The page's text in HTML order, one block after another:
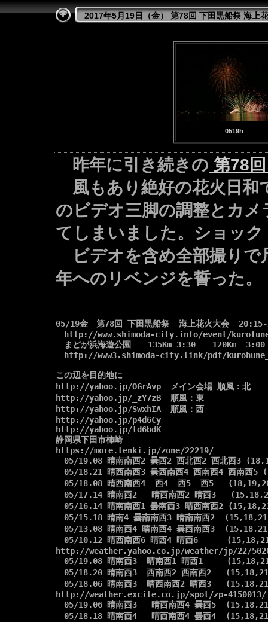
2017年5月19日（金） 第78回 下田黒船祭 海上
0519h
昨年に引き続きの 第78
風もあり絶好の花火日和
のビデオ三脚の調整とカ
てしまいました。ショック
ビデオを含め全部撮りで
年へのリベンジを誓った。
05/19金　第78回 下田黒船祭  海上花火大会
http://www.shimoda-city.info/event/
まどが浜海遊公園　　135Km 3:30　　120Km
http://www3.shimoda-city.link/pdf/
この辺を目的地に
http://yahoo.jp/OGrAvp  メイン会場 順風：北
http://yahoo.jp/_zY7zB  順風：東
http://yahoo.jp/SwxhIA  順風：西
http://yahoo.jp/p4d6Cy
http://yahoo.jp/td6bdK
静岡県下田市柿崎
https://more.tenki.jp/zone/22219/
05/19.08 晴南南西2 曇西2 西北西2 西北西3
05/18.21 晴西南西3 曇西南西4 西南西4 西南西5
05/18.08 晴西南西4  西4  西5  西5
05/17.14 晴南西2   晴西南西2 晴西3
05/16.14 晴南南西1 曇南西3 晴西南西2
05/15.18 晴南4 曇南南西3 晴南南西2
05/13.08 晴南西4 晴南西4 曇西南西3
05/10.12 晴西南西6 晴西4 晴西6
http://weather.yahoo.co.jp/weather/jp/22/
05/19.08 晴南西3  晴南西1 晴西1
05/18.20 晴南西3  西南西2 西南西2
05/18.06 晴南西3  晴西南西2 晴西3
http://weather.excite.co.jp/spot/zp-4150013/
05/19.06 晴南西3   晴西南西4 曇西5
05/18.18 晴南西4   晴西南西4 曇西4